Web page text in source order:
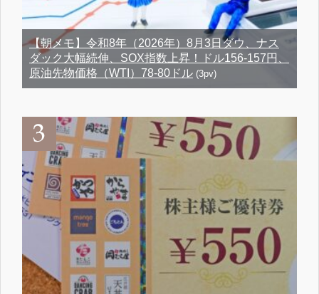
【朝メモ】令和8年（2026年）8月3日ダウ、ナス
ダック大幅続伸、SOX指数上昇！ドル156-157円、
原油先物価格（WTI）78-80ドル (3pv)